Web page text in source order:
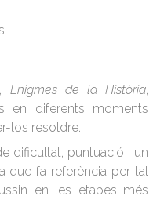
Enigmes de la Història,
en diferents moments
los resoldre.
dificultat, puntuació i un
que fa referència per tal
en les etapes més